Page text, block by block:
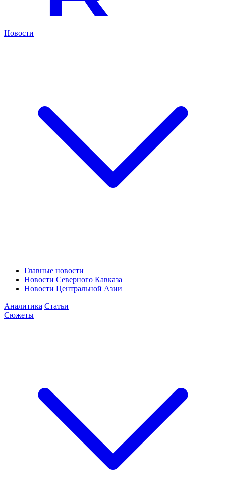
Новости
Главные новости
Новости Северного Кавказа
Новости Центральной Азии
Аналитика Статьи
Сюжеты